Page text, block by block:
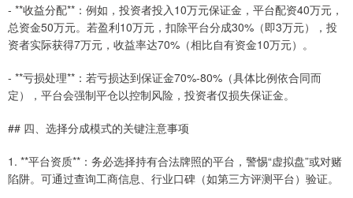
- **收益分配**：例如，投资者投入10万元保证金，平台配资40万元，
总资金50万元。若盈利10万元，扣除平台分成30%（即3万元），投
资者实际获得7万元，收益率达70%（相比自有资金10万元）。
- **亏损处理**：若亏损达到保证金70%-80%（具体比例依合同而
定），平台会强制平仓以控制风险，投资者仅损失保证金。
## 四、选择分成模式的关键注意事项
1. **平台资质**：务必选择持有合法牌照的平台，警惕“虚拟盘”或对赌
陷阱。可通过查询工商信息、行业口碑（如第三方评测平台）验证。